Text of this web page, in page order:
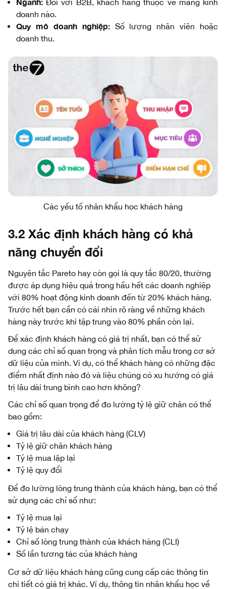
Đối với B2B, khách hàng thuộc về mảng kinh
doanh nào.
Quy mô doanh nghiệp:Số lượng nhân viên hoặc
doanh thu.
Các yếu tố nhân khẩu học khách hàng
3.2 Xác định khách hàng có khả
năng chuyển đổi
Nguyên tắc Pareto hay còn gọi là quy tắc 80/20, thường
được áp dụng hiệu quả trong hầu hết các doanh nghiệp
với 80% hoạt động kinh doanh đến từ 20% khách hàng.
Trước hết bạn cần có cái nhìn rõ ràng về những khách
hàng này trước khi tập trung vào 80% phần còn lại.
Để xác định khách hàng có giá trị nhất, bạn có thể sử
dụng các chỉ số quan trọng và phân tích mẫu trong cơ sở
dữ liệu của mình. Ví dụ, có thể khách hàng có những đặc
điểm nhất định nào đó và liệu chúng có xu hướng có giá
trị lâu dài trung bình cao hơn không?
Các chỉ số quan trọng để đo lường tỷ lệ giữ chân có thể
bao gồm:
Giá trị lâu dài của khách hàng (CLV)
Tỷ lệ giữ chân khách hàng
Tỷ lệ mua lặp lại
Tỷ lệ quy đổi
Để đo lường lòng trung thành của khách hàng, bạn có thể
sử dụng các chỉ số như:
Tỷ lệ mua lại
Tỷ lệ bán chạy
Chỉ số lòng trung thành của khách hàng (CLI)
Số lần tương tác của khách hàng
Cơ sở dữ liệu khách hàng cũng cung cấp các thông tin
chi tiết có giá trị khác. Ví dụ, thông tin nhân khẩu học về